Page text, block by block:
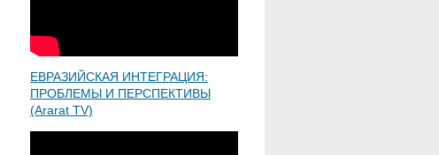
ЕВРАЗИЙСКАЯ ИНТЕГРАЦИЯ:
ПРОБЛЕМЫ И ПЕРСПЕКТИВЫ
(Ararat TV)